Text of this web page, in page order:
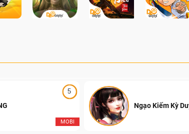
5
MOBI
Ngạo Kiếm Kỳ